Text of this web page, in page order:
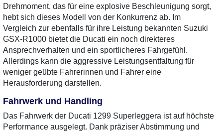
Drehmoment, das für eine explosive Beschleunigung sorgt,
hebt sich dieses Modell von der Konkurrenz ab. Im
Vergleich zur ebenfalls für ihre Leistung bekannten Suzuki
GSX-R1000 bietet die Ducati ein noch direkteres
Ansprechverhalten und ein sportlicheres Fahrgefühl.
Allerdings kann die aggressive Leistungsentfaltung für
weniger geübte Fahrerinnen und Fahrer eine
Herausforderung darstellen.
Fahrwerk und Handling
Das Fahrwerk der Ducati 1299 Superleggera ist auf höchste
Performance ausgelegt. Dank präziser Abstimmung und